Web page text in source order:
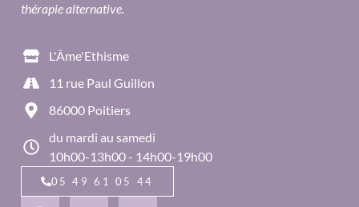
thérapie alternative.
L'Âme'Ethisme
11 rue Paul Guillon
86000 Poitiers
du mardi au samedi
10h00-13h00 - 14h00-19h00
05 49 61 05 44